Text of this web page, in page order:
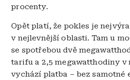
procenty.
Opět platí, že pokles je
v nejlevnější oblasti. Tam u
se spotřebou dvě
tarifu a 2,5 megawatthodiny
vychází platba – bez samotné